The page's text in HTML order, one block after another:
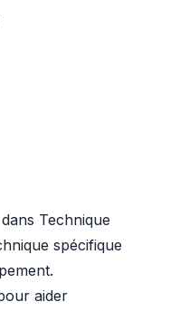
Technique
spécifique
aider